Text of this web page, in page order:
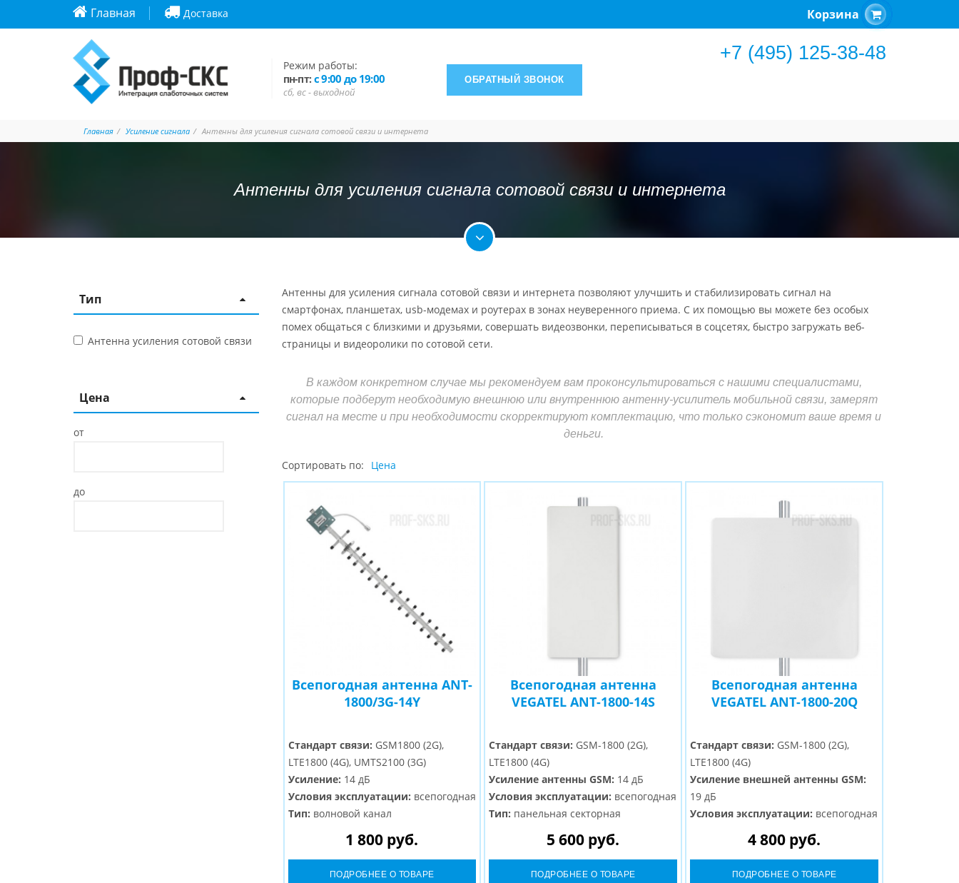
Главная Доставка Корзина
Режим работы:
пн-пт: с 9:00 до 19:00
сб, вс - выходной
ОБРАТНЫЙ ЗВОНОК
+7 (495) 125-38-48
Главная Усиление сигнала Антенны для усиления сигнала сотовой связи и интернета
Антенны для усиления сигнала сотовой связи и интернета
Тип
Антенна усиления сотовой связи
Цена
от
до
Антенны для усиления сигнала сотовой связи и интернета позволяют улучшить и стабилизировать сигнал на
смартфонах, планшетах, usb-модемах и роутерах в зонах неуверенного приема. С их помощью вы можете без особых
помех общаться с близкими и друзьями, совершать видеозвонки, переписываться в соцсетях, быстро загружать веб-
страницы и видеоролики по сотовой сети.
В каждом конкретном случае мы рекомендуем вам проконсультироваться с нашими специалистами,
которые подберут необходимую внешнюю или внутреннюю антенну-усилитель мобильной связи, замерят
сигнал на месте и при необходимости скорректируют комплектацию, что только сэкономит ваше время и
деньги.
Сортировать по: Цена
Всепогодная антенна ANT-
1800/3G-14Y
Стандарт связи: GSM1800 (2G),
LTE1800 (4G), UMTS2100 (3G)
Усиление: 14 дБ
Условия эксплуатации: всепогодная
Тип: волновой канал
1 800 руб.
ПОДРОБНЕЕ О ТОВАРЕ
Всепогодная антенна
VEGATEL ANT-1800-14S
Стандарт связи: GSM-1800 (2G),
LTE1800 (4G)
Усиление антенны GSM: 14 дБ
Условия эксплуатации: всепогодная
Тип: панельная секторная
5 600 руб.
ПОДРОБНЕЕ О ТОВАРЕ
Всепогодная антенна
VEGATEL ANT-1800-20Q
Стандарт связи: GSM-1800 (2G),
LTE1800 (4G)
Усиление внешней антенны GSM:
19 дБ
Условия эксплуатации: всепогодная
панельная секторная
N-Female
4 800 руб.
ПОДРОБНЕЕ О ТОВАРЕ